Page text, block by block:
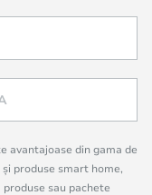
avantajoase din gama de
produse smart home,
sau pachete